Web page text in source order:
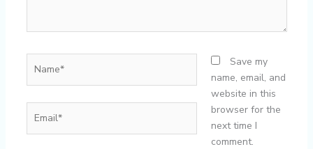
Save my
name, email, and
website in this
browser for the
next time I
comment.